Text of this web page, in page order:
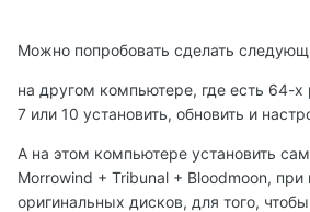
Можно попробовать сделать
на другом компьютере, где есть 64-х
7 или 10 установить, обновить и
А на этом компьютере установить
Morrowind + Tribunal + Bloodmoon,
оригинальных дисков, для того,